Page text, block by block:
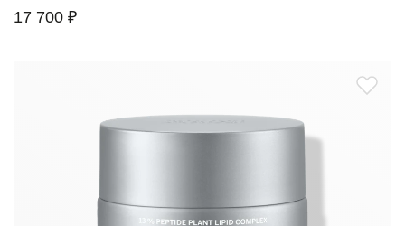
17 700 ₽